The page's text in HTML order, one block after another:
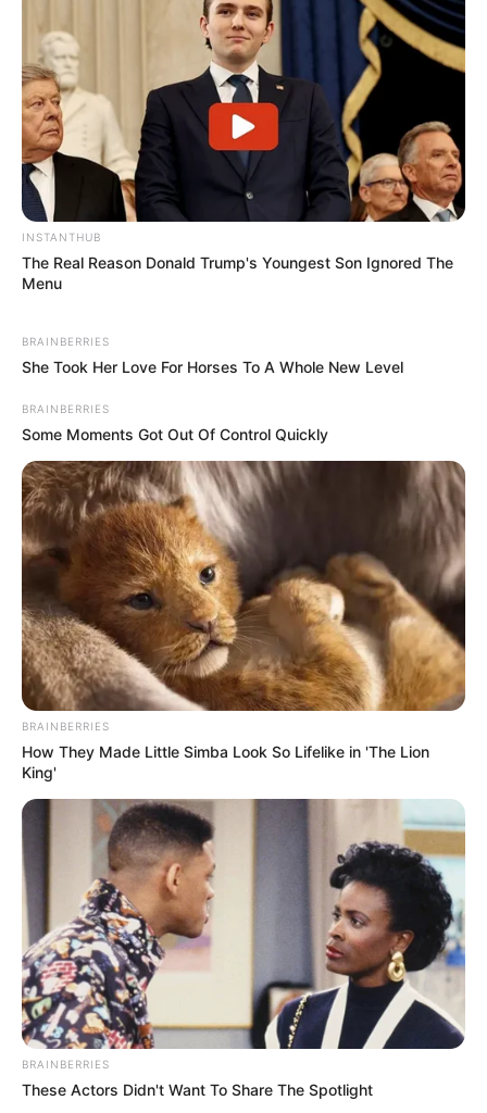
INSTANTHUB
The Real Reason Donald Trump's Youngest Son Ignored The
Menu
BRAINBERRIES
She Took Her Love For Horses To A Whole New Level
BRAINBERRIES
Some Moments Got Out Of Control Quickly
BRAINBERRIES
How They Made Little Simba Look So Lifelike in 'The Lion
King'
BRAINBERRIES
These Actors Didn't Want To Share The Spotlight